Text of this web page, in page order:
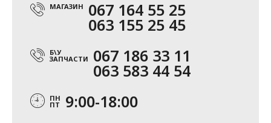
МАГАЗИН 067 164 55 25
063 155 25 45
Б\У
ЗАПЧАСТИ 067 186 33 11
063 583 44 54
ПН
ПТ 9:00-18:00